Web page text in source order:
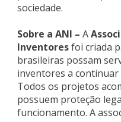
sociedade.
Sobre a ANI – A
Inventoresfoi criada
brasileiras possam
inventores a continuar
Todos os projetos
possuem proteção
funcionamento. A